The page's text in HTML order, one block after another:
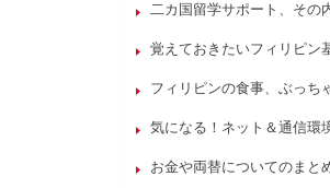
二カ国留学サポート、その
覚えておきたいフィリピン
フィリピンの食事、ぶっち
気になる！ネット＆通信環
お金や両替についてのまと